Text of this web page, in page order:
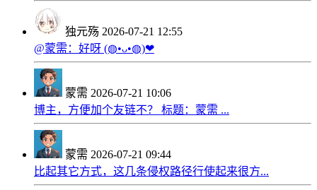
独元殇 2026-07-21 12:55
@蒙需：好呀 (◍•ᴗ•◍)❤
蒙需 2026-07-21 10:06
博主，方便加个友链不？ 标题：蒙需 ...
蒙需 2026-07-21 09:44
比起其它方式，这几条侵权路径行使起来很方...